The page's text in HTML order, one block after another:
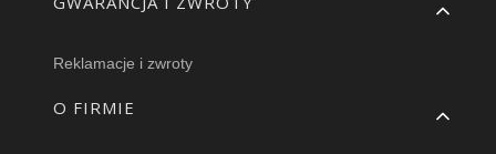
Reklamacje i zwroty
O FIRMIE